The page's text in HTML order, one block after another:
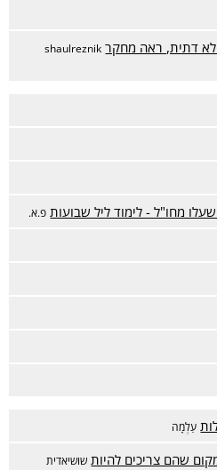
דתית, ראה מחקר shaulreznik
מחו"ל - לימוד ליל שבועות פ.א.
עַלְמָה
שהם צריכים להיות שושיאדית